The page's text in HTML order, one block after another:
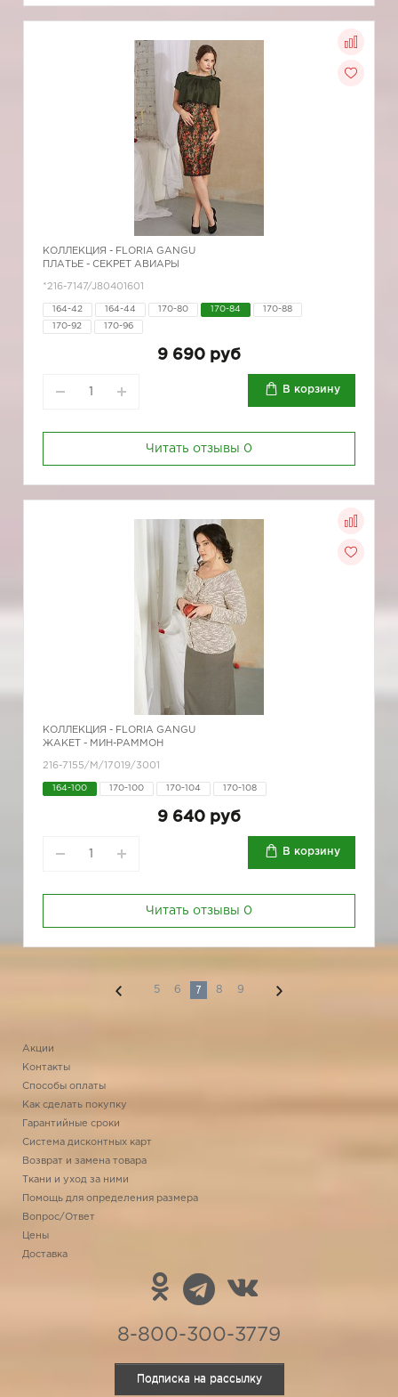
КОЛЛЕКЦИЯ - FLORIA GANGU
ПЛАТЬЕ - СЕКРЕТ АВИАРЫ
*216-7147/J80401601
164-42 164-44 170-80 170-84 170-88
170-92 170-96
9 690 руб
В корзину
Читать отзывы 0
КОЛЛЕКЦИЯ - FLORIA GANGU
ЖАКЕТ - МИН-РАММОН
216-7155/М/17019/3001
164-100 170-100 170-104 170-108
9 640 руб
В корзину
Читать отзывы 0
5 6 7 8 9
Акции
Контакты
Способы оплаты
Как сделать покупку
Гарантийные сроки
Система дисконтных карт
Возврат и замена товара
Ткани и уход за ними
Помощь для определения размера
Вопрос/Ответ
Цены
Доставка
8-800-300-3779
Подписка на рассылку